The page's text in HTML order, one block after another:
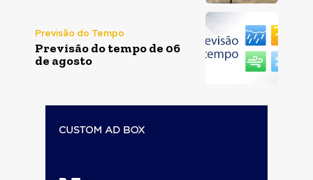
Previsão do Tempo
Previsão do tempo de 06
de agosto